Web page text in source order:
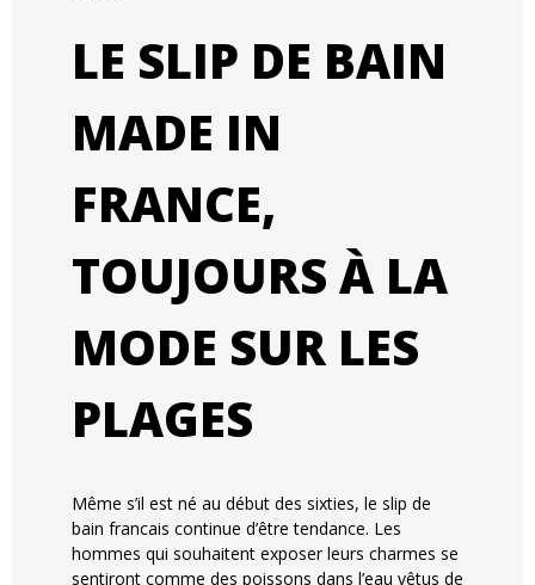
LE SLIP DE BAIN
MADE IN
FRANCE,
TOUJOURS À LA
MODE SUR LES
PLAGES
Même s’il est né au début des sixties, le slip de
bain francais continue d’être tendance. Les
hommes qui souhaitent exposer leurs charmes se
sentiront comme des poissons dans l’eau vêtus de